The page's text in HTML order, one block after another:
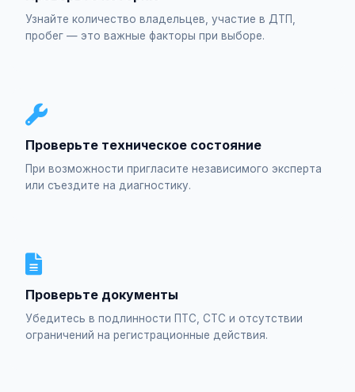
Узнайте количество владельцев, участие в ДТП,
пробег — это важные факторы при выборе.
Проверьте техническое состояние
При возможности пригласите независимого эксперта
или съездите на диагностику.
Проверьте документы
Убедитесь в подлинности ПТС, СТС и отсутствии
ограничений на регистрационные действия.